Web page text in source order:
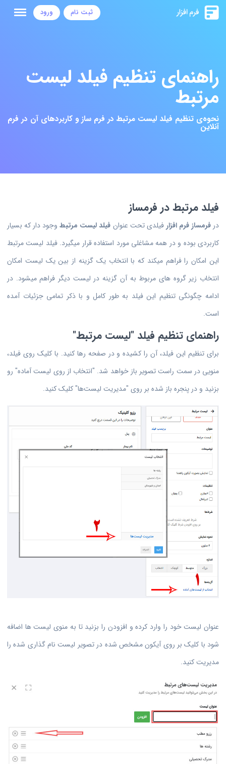
ثبت نام ورود
راهنمای تنظیم فیلد لیست
مرتبط
نحوه‌ی تنظیم فیلد لیست مرتبط در فرم ساز و کاربردهای آن در فرم
آنلاین
فیلد مرتبط در فرمساز
درفرمساز فرم افزار فیلدی تحت عنوان فیلد لیست مرتبطوجود دار که بسیار
کاربردی بوده و در همه مشاغلی مورد استفاده قرار میگیرد. فیلد لیست مرتبط
این امکان را فراهم میکند که با انتخاب یک گزینه از بین یک لیست امکان
انتخاب زیر گروه های مربوط به آن گزینه در لیست دیگر فراهم میشود. در
ادامه چگونگی تنظیم این فیلد به طور کامل و با ذکر تمامی جزئیات آمده
است.
راهنمای تنظیم فیلد "لیست مرتبط"
برای تنظیم این فیلد، آن را کشیده و در صفحه رها کنید. با کلیک روی فیلد،
منویی در سمت راست تصویر باز خواهد شد. "انتخاب از روی لیست آماده" رو
بزنید و در پنجره باز شده بر روی "مدیریت لیست‌ها" کلیک کنید.
عنوان لیست خود را وارد کرده و افزودن را بزنید تا به منوی لیست ها اضافه
شود با کلیک بر روی آیکون مشخص شده در تصویر لیست نام گذاری شده را
مدیریت کنید.